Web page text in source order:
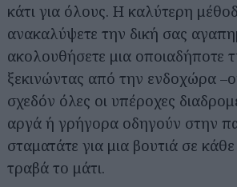
κάτι για όλους. Η καλύτερη
ανακαλύψετε την δική σας
ακολουθήσετε μια οποιαδήποτε
ξεκινώντας από την ενδοχώρα
σχεδόν όλες οι υπέροχες
αργά ή γρήγορα οδηγούν στην
σταματάτε για μια βουτιά σε
τραβά το μάτι.